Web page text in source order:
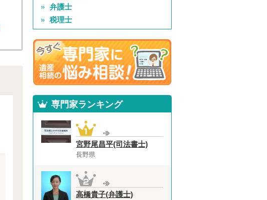
弁護士
税理士
専門家ランキング
宮野尾昌平(司法書士)
長野県
高橋貴子(弁護士)